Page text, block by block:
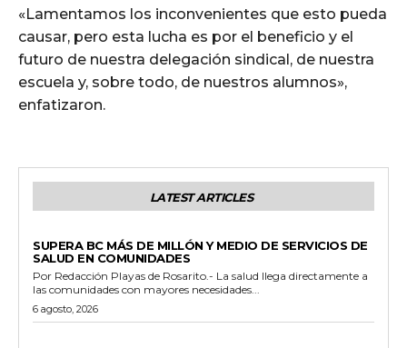
«Lamentamos los inconvenientes que esto pueda
causar, pero esta lucha es por el beneficio y el
futuro de nuestra delegación sindical, de nuestra
escuela y, sobre todo, de nuestros alumnos»,
enfatizaron.
LATEST ARTICLES
SUPERA BC MÁS DE MILLÓN Y MEDIO DE SERVICIOS DE
SALUD EN COMUNIDADES
Por Redacción Playas de Rosarito.- La salud llega directamente a
las comunidades con mayores necesidades...
6 agosto, 2026